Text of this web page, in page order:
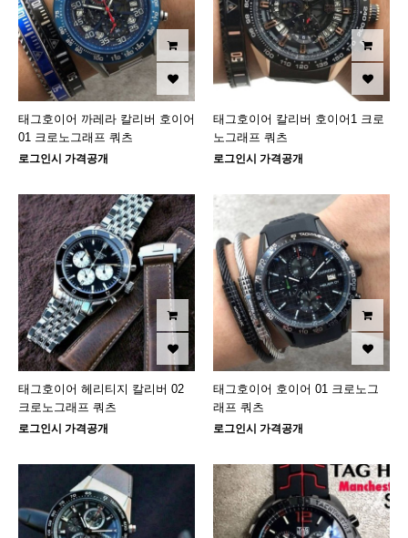
태그호이어 까레라 칼리버 호이어
01 크로노그래프 쿼츠
로그인시 가격공개
태그호이어 칼리버 호이어1 크로
노그래프 쿼츠
로그인시 가격공개
태그호이어 헤리티지 칼리버 02
크로노그래프 쿼츠
로그인시 가격공개
태그호이어 호이어 01 크로노그
래프 쿼츠
로그인시 가격공개